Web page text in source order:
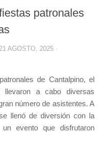
patronales
AGOSTO, 2025 ·
de Cantalpino, el
a cabo diversas
número de asistentes. A
llenó de diversión con la
evento que disfrutaron